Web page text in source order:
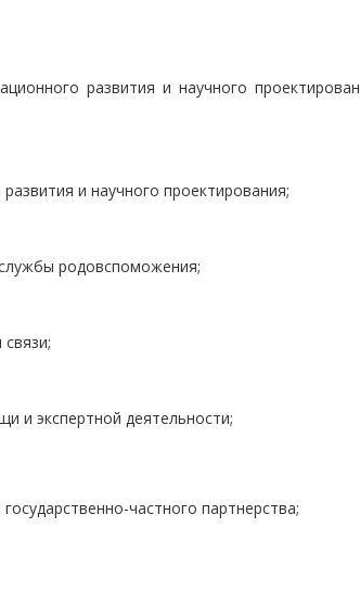
развития и научного
и научного проектирования;
родовспоможения;
и экспертной деятельности;
частного партнерства;